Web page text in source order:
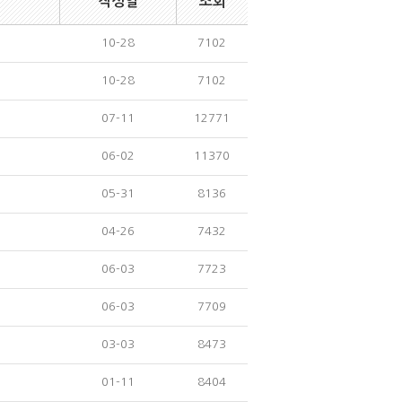
10-28 7102
10-28 7102
07-11 12771
06-02 11370
05-31 8136
04-26 7432
06-03 7723
06-03 7709
03-03 8473
01-11 8404